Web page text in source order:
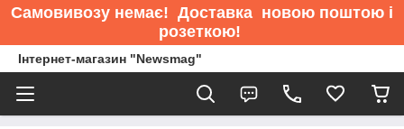
Самовивозу немає! Доставка новою поштою і
розеткою!
Інтернет-магазин "Newsmag"